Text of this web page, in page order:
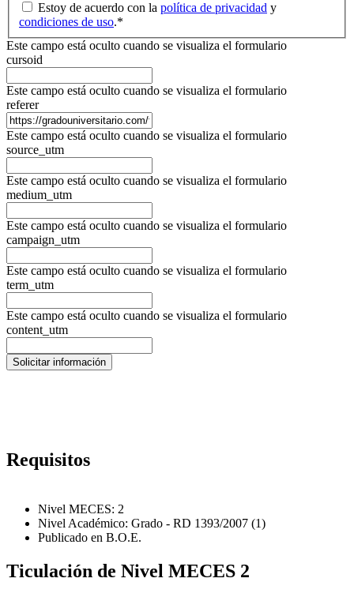
Estoy de acuerdo con la política de privacidad y
condiciones de uso.*
Este campo está oculto cuando se visualiza el formulario
cursoid
Este campo está oculto cuando se visualiza el formulario
referer
Este campo está oculto cuando se visualiza el formulario
source_utm
Este campo está oculto cuando se visualiza el formulario
medium_utm
Este campo está oculto cuando se visualiza el formulario
campaign_utm
Este campo está oculto cuando se visualiza el formulario
term_utm
Este campo está oculto cuando se visualiza el formulario
content_utm
Requisitos
Nivel MECES: 2
Nivel Académico: Grado - RD 1393/2007 (1)
Publicado en B.O.E.
Ticulación de Nivel MECES 2